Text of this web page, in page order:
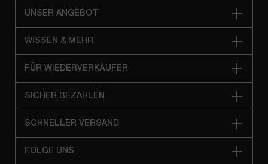
UNSER ANGEBOT
WISSEN & MEHR
FÜR WIEDERVERKÄUFER
SICHER BEZAHLEN
SCHNELLER VERSAND
FOLGE UNS